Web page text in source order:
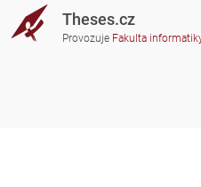
Theses.cz
Provozuje Fakulta